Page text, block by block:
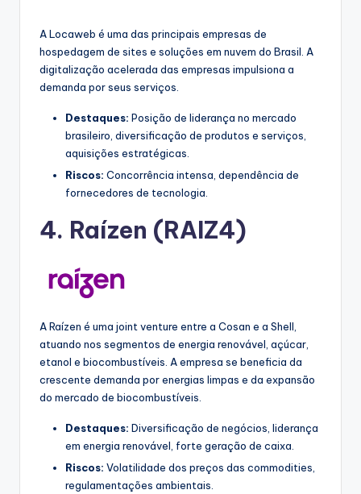
A Locaweb é uma das principais empresas de
hospedagem de sites e soluções em nuvem do Brasil. A
digitalização acelerada das empresas impulsiona a
demanda por seus serviços.
Destaques: Posição de liderança no mercado
brasileiro, diversificação de produtos e serviços,
aquisições estratégicas.
Riscos: Concorrência intensa, dependência de
fornecedores de tecnologia.
4. Raízen (RAIZ4)
A Raízen é uma joint venture entre a Cosan e a Shell,
atuando nos segmentos de energia renovável, açúcar,
etanol e biocombustíveis. A empresa se beneficia da
crescente demanda por energias limpas e da expansão
do mercado de biocombustíveis.
Destaques: Diversificação de negócios, liderança
em energia renovável, forte geração de caixa.
Riscos: Volatilidade dos preços das commodities,
regulamentações ambientais.